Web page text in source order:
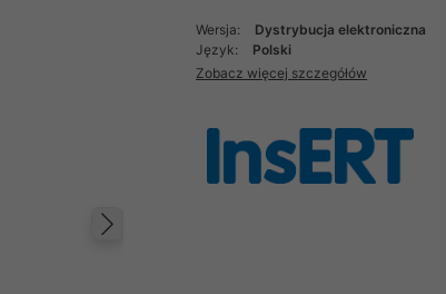
Wersja:
Dystrybucja elektroniczna
Język:
Polski
Zobacz więcej szczegółów